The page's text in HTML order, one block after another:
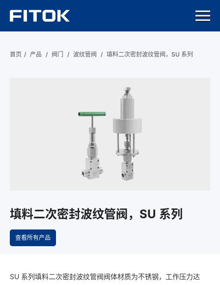
首页 / 产品 / 阀门 / 波纹管阀 / 填料二次密封波纹管阀，SU 系列
填料二次密封波纹管阀，SU 系列
查看所有产品
SU 系列填料二次密封波纹管阀阀体材质为不锈钢，工作压力达